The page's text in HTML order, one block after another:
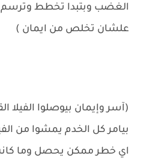
الغضب وبتبدا تخطط وترسم
علشان تخلص من ايمان )
(آسر وإيمان بيوصلوا الفيلا
بيامر كل الخدم يمشوا من
اي خطر ممكن يحصل وما